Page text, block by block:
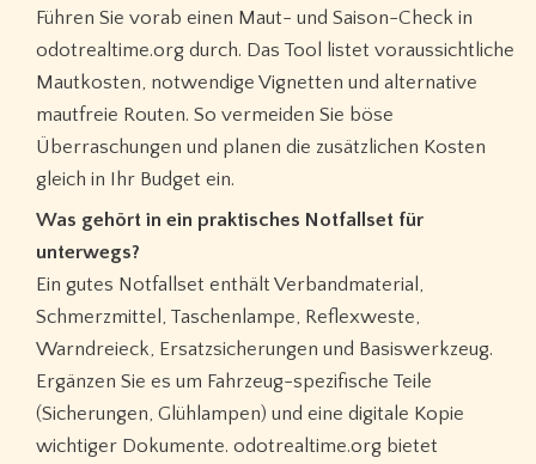
Führen Sie vorab einen Maut- und Saison-Check in
odotrealtime.org durch. Das Tool listet voraussichtliche
Mautkosten, notwendige Vignetten und alternative
mautfreie Routen. So vermeiden Sie böse
Überraschungen und planen die zusätzlichen Kosten
gleich in Ihr Budget ein.
Was gehört in ein praktisches Notfallset für
unterwegs?
Ein gutes Notfallset enthält Verbandmaterial,
Schmerzmittel, Taschenlampe, Reflexweste,
Warndreieck, Ersatzsicherungen und Basiswerkzeug.
Ergänzen Sie es um Fahrzeug-spezifische Teile
(Sicherungen, Glühlampen) und eine digitale Kopie
wichtiger Dokumente. odotrealtime.org bietet